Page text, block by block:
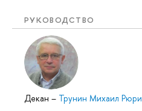
РУКОВОДСТВО
Декан – Трунин Михаил